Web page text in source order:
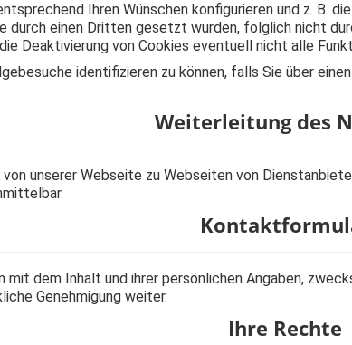
Ihren Wünschen konfigurieren und z. B.
durch einen Dritten gesetzt wurden, folglich nicht
Deaktivierung von Cookies eventuell nicht alle
identifizieren zu können, falls Sie über
Weiterleitung des
unserer Webseite zu Webseiten von
dem Inhalt und ihrer persönlichen Angaben,
Genehmigung weiter.
Ihre Rechte